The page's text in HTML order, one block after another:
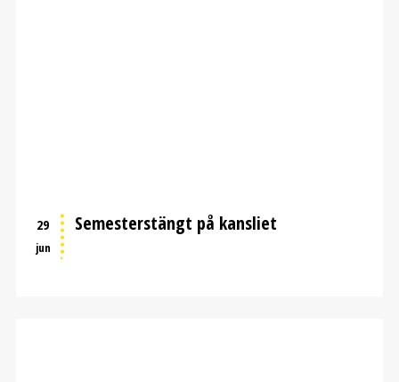
29
jun
Semesterstängt på kansliet